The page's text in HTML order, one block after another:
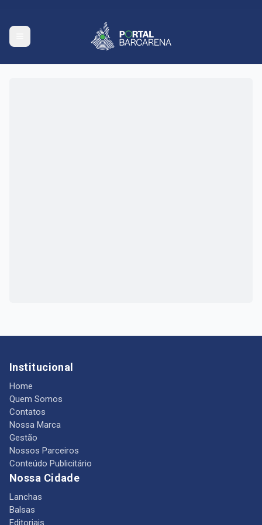
Institucional
Home
Quem Somos
Contatos
Nossa Marca
Gestão
Nossos Parceiros
Conteúdo Publicitário
Nossa Cidade
Lanchas
Balsas
Editoriais